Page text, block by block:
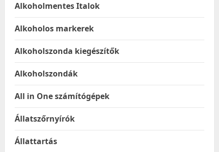
Alkoholmentes Italok
Alkoholos markerek
Alkoholszonda kiegészítők
Alkoholszondák
All in One számítógépek
Állatszőrnyírók
Állattartás